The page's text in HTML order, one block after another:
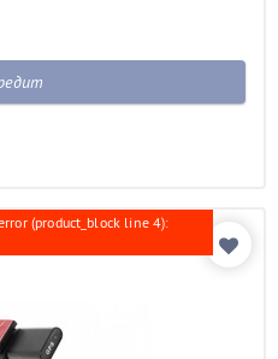
(product_block line 4):